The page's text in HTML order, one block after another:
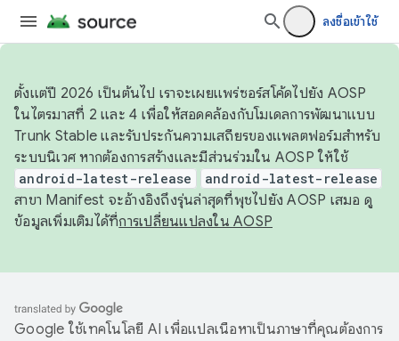
ลงชื่อเข้าใช้
ตั้งแต่ปี 2026 เป็นต้นไป เราจะเผยแพร่ซอร์สโค้ดไปยัง AOSP
ในไตรมาสที่ 2 และ 4 เพื่อให้สอดคล้องกับโมเดลการพัฒนาแบบ
Trunk Stable และรับประกันความเสถียรของแพลตฟอร์มสำหรับ
ระบบนิเวศ หากต้องการสร้างและมีส่วนร่วมใน AOSP ให้ใช้
android-latest-release android-latest-release
สาขา Manifest จะอ้างอิงถึงรุ่นล่าสุดที่พุชไปยัง AOSP เสมอ ดู
ข้อมูลเพิ่มเติมได้ที่การเปลี่ยนแปลงใน AOSP
Google ใช้เทคโนโลยี AI เพื่อแปลเนื้อหาเป็นภาษาที่คุณต้องการ